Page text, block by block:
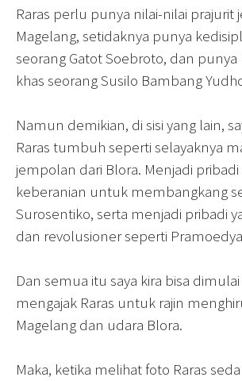
Raras perlu punya nilai-nilai prajurit
Magelang, setidaknya punya
seorang Gatot Soebroto, dan punya
khas seorang Susilo Bambang
Namun demikian, di sisi yang lain,
Raras tumbuh seperti selayaknya
jempolan dari Blora. Menjadi
keberanian untuk membangkang
Surosentiko, serta menjadi pribadi
dan revolusioner seperti
Dan semua itu saya kira bisa
mengajak Raras untuk rajin
Magelang dan udara Blora.
Maka, ketika melihat foto Raras